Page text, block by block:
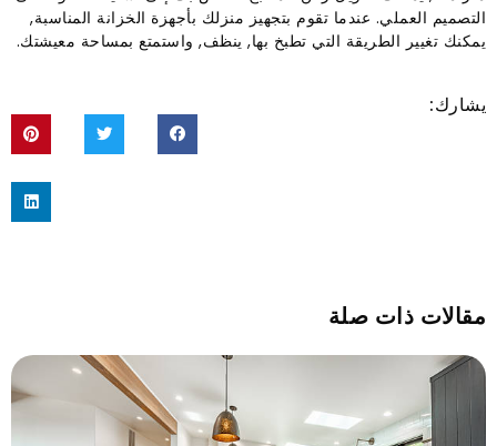
التصميم العملي. عندما تقوم بتجهيز منزلك بأجهزة الخزانة المناسبة,
يمكنك تغيير الطريقة التي تطبخ بها, ينظف, واستمتع بمساحة معيشتك.
يشارك:
مقالات ذات صلة